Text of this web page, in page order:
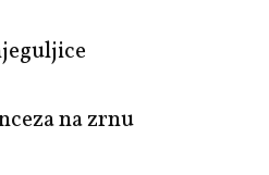
na zrnu